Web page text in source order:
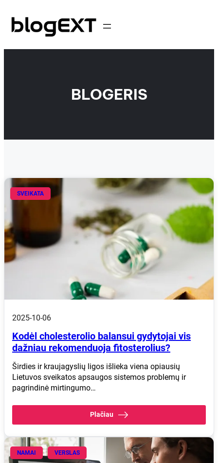
prie
turinio
BLOGERIS
SVEIKATA
2025-10-06
Kodėl cholesterolio balansui gydytojai vis
dažniau rekomenduoja fitosterolius?
Širdies ir kraujagyslių ligos išlieka viena opiausių
Lietuvos sveikatos apsaugos sistemos problemų ir
pagrindinė mirtingumo…
Plačiau
NAMAI VERSLAS